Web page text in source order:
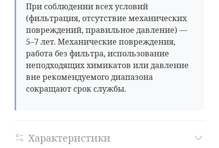
При соблюдении всех условий
(фильтрация, отсутствие механических
повреждений, правильное давление) —
5–7 лет. Механические повреждения,
работа без фильтра, использование
неподходящих химикатов или давление
вне рекомендуемого диапазона
сокращают срок службы.
Характеристики